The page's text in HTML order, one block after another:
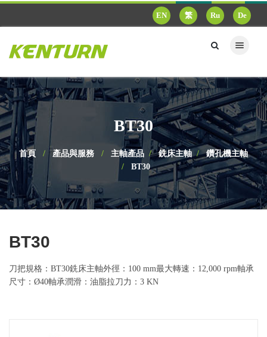
EN 繁 Ru De
BT30
首頁 產品與服務 主軸產品 銑床主軸
鑽孔機主軸
BT30
BT30
刀把規格：BT30銑床主軸外徑：100 mm最大轉速：12,000 rpm軸承
尺寸：Ø40軸承潤滑：油脂拉刀力：3 KN